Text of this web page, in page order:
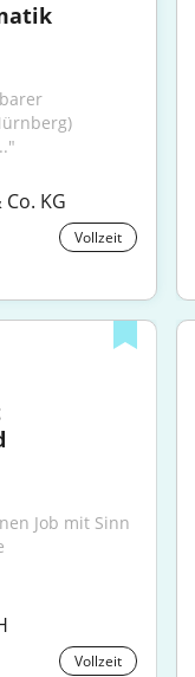
KG
Vollzeit
Job mit Sinn
Vollzeit